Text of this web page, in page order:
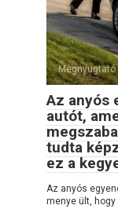
Megnyugtató
Az anyós
autót,
tudta
ez a
Az anyós
menye ült,